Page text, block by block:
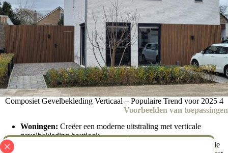
Composiet Gevelbekleding Verticaal – Populaire Trend voor 2025 4
Voorbeelden van toepassingen
Woningen: Creëer een moderne uitstraling met verticale
gevelbekleding houtlook.
Kies voor onderhoudsvrije gevelpanelen die